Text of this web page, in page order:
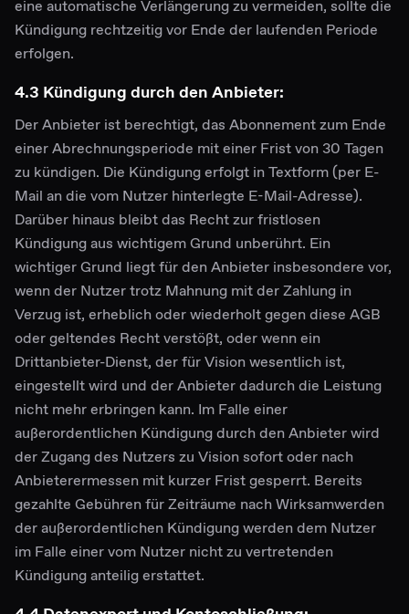
eine automatische Verlängerung zu vermeiden, sollte die
Kündigung rechtzeitig vor Ende der laufenden Periode
erfolgen.
4.3 Kündigung durch den Anbieter:
Der Anbieter ist berechtigt, das Abonnement zum Ende
einer Abrechnungsperiode mit einer Frist von 30 Tagen
zu kündigen. Die Kündigung erfolgt in Textform (per E-
Mail an die vom Nutzer hinterlegte E-Mail-Adresse).
Darüber hinaus bleibt das Recht zur fristlosen
Kündigung aus wichtigem Grund unberührt. Ein
wichtiger Grund liegt für den Anbieter insbesondere vor,
wenn der Nutzer trotz Mahnung mit der Zahlung in
Verzug ist, erheblich oder wiederholt gegen diese AGB
oder geltendes Recht verstößt, oder wenn ein
Drittanbieter-Dienst, der für Vision wesentlich ist,
eingestellt wird und der Anbieter dadurch die Leistung
nicht mehr erbringen kann. Im Falle einer
außerordentlichen Kündigung durch den Anbieter wird
der Zugang des Nutzers zu Vision sofort oder nach
Anbieterermessen mit kurzer Frist gesperrt. Bereits
gezahlte Gebühren für Zeiträume nach Wirksamwerden
der außerordentlichen Kündigung werden dem Nutzer
im Falle einer vom Nutzer nicht zu vertretenden
Kündigung anteilig erstattet.